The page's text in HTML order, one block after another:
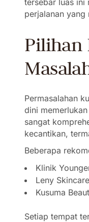
perjalanan yang
Pilihan
Permasalahan
dini
sangat
kecantikan,
Beberapa
Klinik
Leny
Kusuma
Setiap tempat